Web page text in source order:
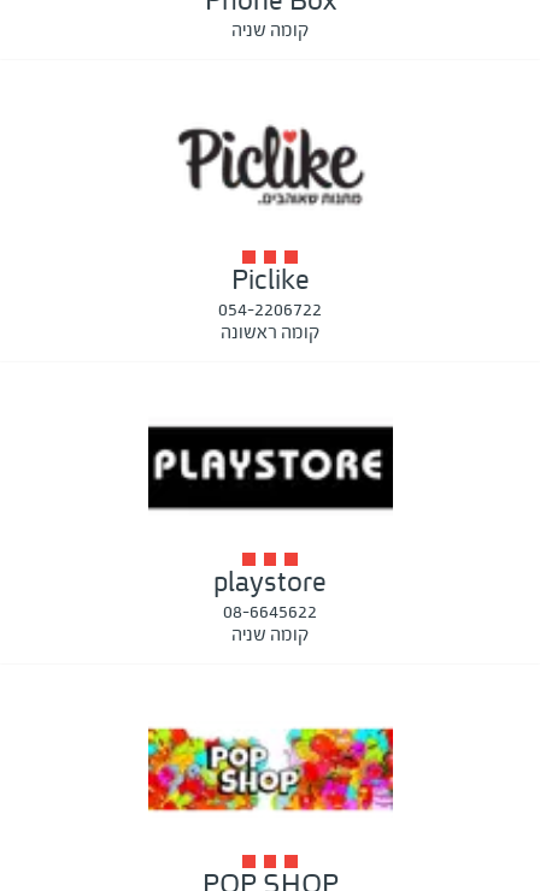
קומה שניה
Piclike
054-2206722
קומה ראשונה
playstore
08-6645622
קומה שניה
POP SHOP